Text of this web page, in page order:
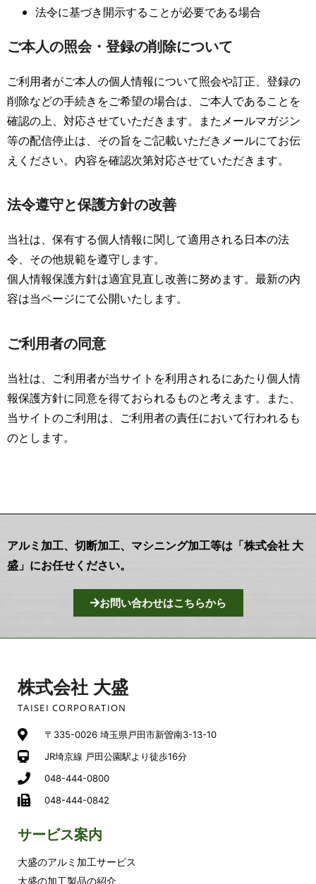
法令に基づき開示することが必要である場合
ご本人の照会・登録の削除について
ご利用者がご本人の個人情報について照会や訂正、登録の
削除などの手続きをご希望の場合は、ご本人であることを
確認の上、対応させていただきます。またメールマガジン
等の配信停止は、その旨をご記載いただきメールにてお伝
えください。内容を確認次第対応させていただきます。
法令遵守と保護方針の改善
当社は、保有する個人情報に関して適用される日本の法
令、その他規範を遵守します。
個人情報保護方針は適宜見直し改善に努めます。最新の内
容は当ページにて公開いたします。
ご利用者の同意
当社は、ご利用者が当サイトを利用されるにあたり個人情
報保護方針に同意を得ておられるものと考えます。また、
当サイトのご利用は、ご利用者の責任において行われるも
のとします。
アルミ加工、切断加工、マシニング加工等は「株式会社 大
盛」にお任せください。
お問い合わせはこちらから
株式会社 大盛
TAISEI CORPORATION
〒335-0026 埼玉県戸田市新曽南3-13-10
JR埼京線 戸田公園駅より徒歩16分
048-444-0800
048-444-0842
サービス案内
大盛のアルミ加工サービス
大盛の加工製品の紹介